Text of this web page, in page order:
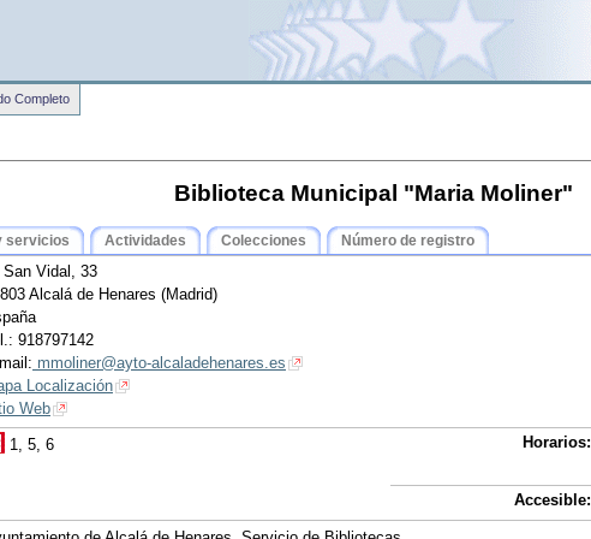
Biblioteca Municipal "Maria Moliner"
servicios Actividades Colecciones Número de registro
San Vidal, 33
Alcalá de Henares (Madrid)
918797142
mmoliner@ayto-alcaladehenares.es
Localización
Web
1, 5, 6 Horarios:
Accesible:
Completo